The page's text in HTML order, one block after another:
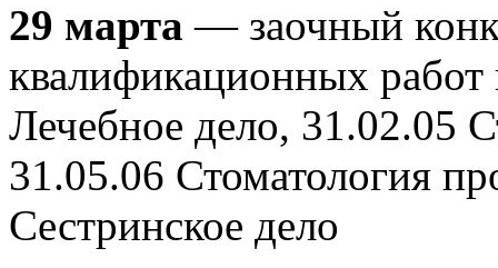
29 марта — заочный
квалификационных
Лечебное дело, 31.02.05
31.05.06 Стоматология
Сестринское дело